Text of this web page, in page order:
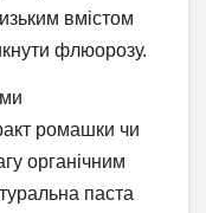
вмістом
флюорозу.
ромашки чи
органічним
паста